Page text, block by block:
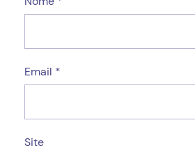
Email *
Site